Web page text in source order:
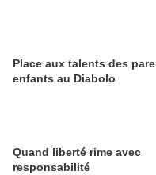
Place aux talents des
enfants au Diabolo
Quand liberté rime avec
responsabilité